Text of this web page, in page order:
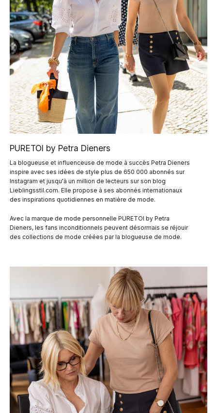
PURETOI by Petra Dieners
La blogueuse et influenceuse de mode à succès Petra Dieners
inspire avec ses idées de style plus de 650 000 abonnés sur
Instagram et jusqu'à un million de lecteurs sur son blog
Lieblingsstil.com. Elle propose à ses abonnés internationaux
des inspirations quotidiennes en matière de mode.
Avec la marque de mode personnelle PURETOI by Petra
Dieners, les fans inconditionnels peuvent désormais se réjouir
des collections de mode créées par la blogueuse de mode.